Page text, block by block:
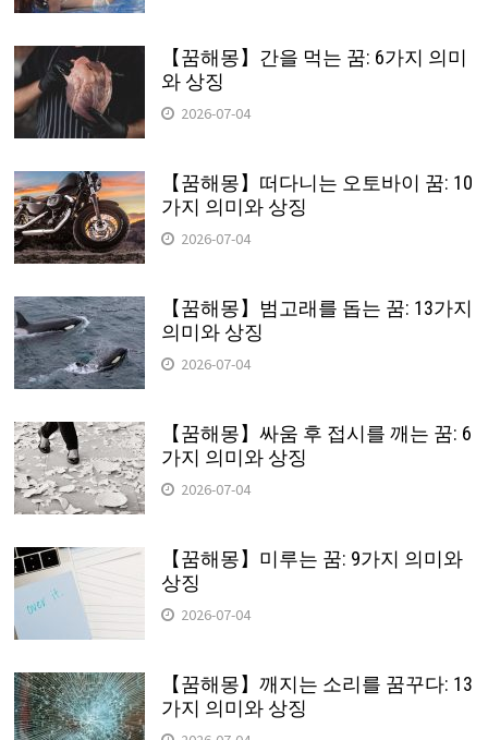
【꿈해몽】간을 먹는 꿈: 6가지 의미
와 상징
2026-07-04
【꿈해몽】떠다니는 오토바이 꿈: 10
가지 의미와 상징
2026-07-04
【꿈해몽】범고래를 돕는 꿈: 13가지
의미와 상징
2026-07-04
【꿈해몽】싸움 후 접시를 깨는 꿈: 6
가지 의미와 상징
2026-07-04
【꿈해몽】미루는 꿈: 9가지 의미와
상징
2026-07-04
【꿈해몽】깨지는 소리를 꿈꾸다: 13
가지 의미와 상징